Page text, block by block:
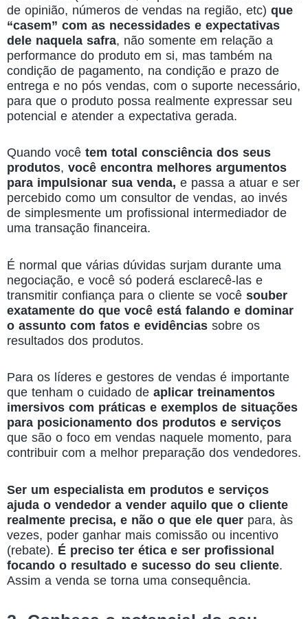
de opinião, números de vendas na região, etc) que
“casem” com as necessidades e expectativas
dele naquela safra, não somente em relação a
performance do produto em si, mas também na
condição de pagamento, na condição e prazo de
entrega e no pós vendas, com o suporte necessário,
para que o produto possa realmente expressar seu
potencial e atender a expectativa gerada.
Quando você tem total consciência dos seus
produtos, você encontra melhores argumentos
para impulsionar sua venda, e passa a atuar e ser
percebido como um consultor de vendas, ao invés
de simplesmente um profissional intermediador de
uma transação financeira.
É normal que várias dúvidas surjam durante uma
negociação, e você só poderá esclarecê-las e
transmitir confiança para o cliente se você souber
exatamente do que você está falando e dominar
o assunto com fatos e evidências sobre os
resultados dos produtos.
Para os líderes e gestores de vendas é importante
que tenham o cuidado de aplicar treinamentos
imersivos com práticas e exemplos de situações
para posicionamento dos produtos e serviços
que são o foco em vendas naquele momento, para
contribuir com a melhor preparação dos vendedores.
Ser um especialista em produtos e serviços
ajuda o vendedor a vender aquilo que o cliente
realmente precisa, e não o que ele quer para, às
vezes, poder ganhar mais comissão ou incentivo
(rebate). É preciso ter ética e ser profissional
focando o resultado e sucesso do seu cliente.
Assim a venda se torna uma consequência.